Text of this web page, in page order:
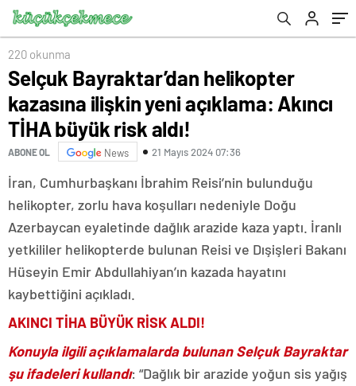
aldı!
220 okunma
Selçuk Bayraktar’dan helikopter
kazasına ilişkin yeni açıklama: Akıncı
TİHA büyük risk aldı!
ABONE OL News 21 Mayıs 2024 07:36
İran, Cumhurbaşkanı İbrahim Reisi’nin bulunduğu
helikopter, zorlu hava koşulları nedeniyle Doğu
Azerbaycan eyaletinde dağlık arazide kaza yaptı. İranlı
yetkililer helikopterde bulunan Reisi ve Dışişleri Bakanı
Hüseyin Emir Abdullahiyan’ın kazada hayatını
kaybettiğini açıkladı.
AKINCI TİHA BÜYÜK RİSK ALDI!
Konuyla ilgili açıklamalarda bulunan Selçuk Bayraktar
şu ifadeleri kullandı: “Dağlık bir arazide yoğun sis yağış